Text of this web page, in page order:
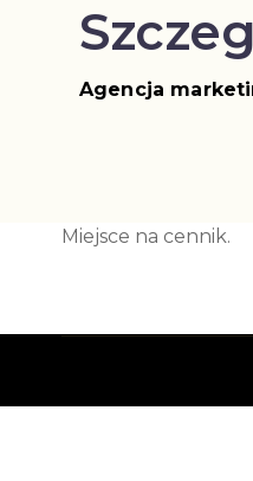
Agencja
Miejsce na cennik.